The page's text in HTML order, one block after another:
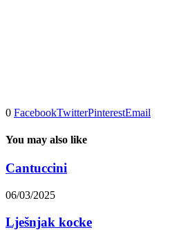
0 FacebookTwitterPinterestEmail
You may also like
Cantuccini
06/03/2025
Lješnjak kocke